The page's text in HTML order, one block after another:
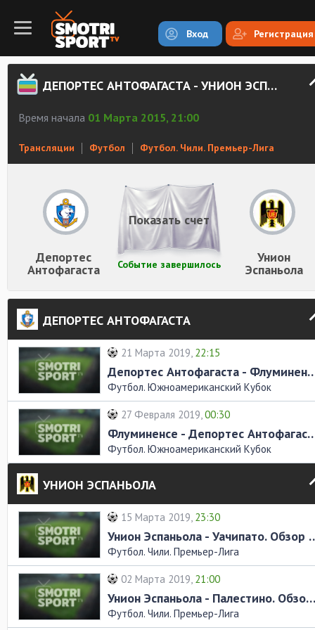
Вход Регистрация
ДЕПОРТЕС АНТОФАГАСТА - УНИОН ЭСПАНЬОЛА СМОТРЕТЬ ОНЛАЙН
Время начала 01 Марта 2015, 21:00
Трансляции Футбол Футбол. Чили. Премьер-Лига
Депортес
Антофагаста
Унион
Эспаньола
Событие завершилось
Показать счет
ДЕПОРТЕС АНТОФАГАСТА
21 Марта 2019, 22:15
Депортес Антофагаста
Футбол. Южноамериканский Кубок
27 Февраля 2019,00:30
Флуминенсе - Депортес
Футбол. Южноамериканский Кубок
УНИОН ЭСПАНЬОЛА
15 Марта 2019, 23:30
Унион
Футбол. Чили. Премьер-Лига
02 Марта 2019, 21:00
Унион Эспаньола - Палестино. Обзор матча
Футбол. Чили. Премьер-Лига